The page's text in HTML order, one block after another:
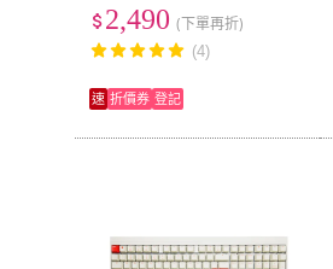
鋼板/遊戲/電競)
2,490 (下單再折)
(4)
速 折價券 登記